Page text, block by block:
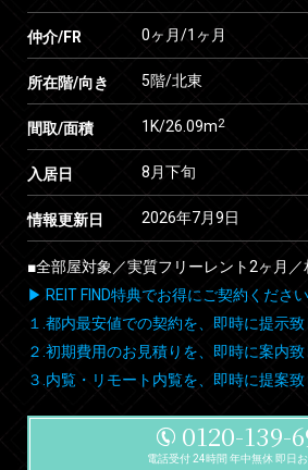
仲介/FR 0ヶ月/1ヶ月
所在階/向き 5階/北東
間取/面積 1K/26.09m2
入居日 8月下旬
情報更新日 2026年7月9日
■全部屋対象／実質フリーレント2ヶ月／
▶ REIT FIND特典でお得にご契約ください
１.都内最安値での契約を、即時に提示致
２.初期費用のお見積りを、即時に案内致
３.内覧・リモート内覧を、即時に提案致
0120-139-
電話受付 24時間 年中無休 即日